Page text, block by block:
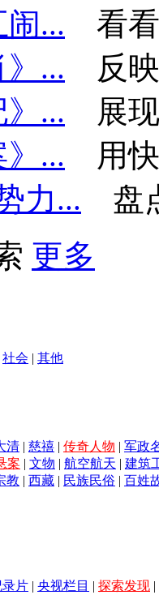
闹...
看
》...
反
》...
展
》...
用
力...
盘
更多
社会 | 其他
清 | 慈禧 | 传奇人物 | 军政
案 | 文物 | 航空航天 | 建筑
教 | 西藏 | 民族民俗 | 百姓
录片 | 央视栏目 | 探索发现 |